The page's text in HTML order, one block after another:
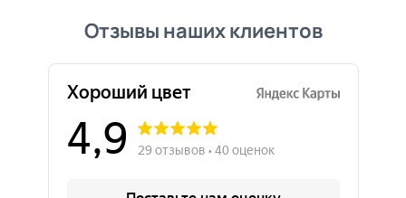
Отзывы наших клиентов